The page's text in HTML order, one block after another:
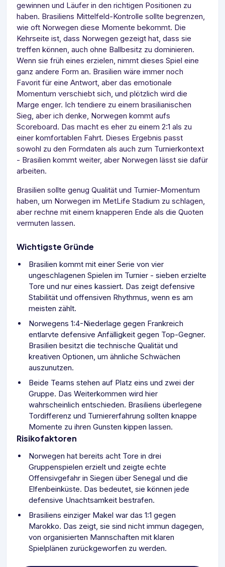
gewinnen und Läufer in den richtigen Positionen zu
haben. Brasiliens Mittelfeld-Kontrolle sollte begrenzen,
wie oft Norwegen diese Momente bekommt. Die
Kehrseite ist, dass Norwegen gezeigt hat, dass sie
treffen können, auch ohne Ballbesitz zu dominieren.
Wenn sie früh eines erzielen, nimmt dieses Spiel eine
ganz andere Form an. Brasilien wäre immer noch
Favorit für eine Antwort, aber das emotionale
Momentum verschiebt sich, und plötzlich wird die
Marge enger. Ich tendiere zu einem brasilianischen
Sieg, aber ich denke, Norwegen kommt aufs
Scoreboard. Das macht es eher zu einem 2:1 als zu
einer komfortablen Fahrt. Dieses Ergebnis passt
sowohl zu den Formdaten als auch zum Turnierkontext
- Brasilien kommt weiter, aber Norwegen lässt sie dafür
arbeiten.
Brasilien sollte genug Qualität und Turnier-Momentum
haben, um Norwegen im MetLife Stadium zu schlagen,
aber rechne mit einem knapperen Ende als die Quoten
vermuten lassen.
Wichtigste Gründe
Brasilien kommt mit einer Serie von vier
ungeschlagenen Spielen im Turnier - sieben erzielte
Tore und nur eines kassiert. Das zeigt defensive
Stabilität und offensiven Rhythmus, wenn es am
meisten zählt.
Norwegens 1:4-Niederlage gegen Frankreich
entlarvte defensive Anfälligkeit gegen Top-Gegner.
Brasilien besitzt die technische Qualität und
kreativen Optionen, um ähnliche Schwächen
auszunutzen.
Beide Teams stehen auf Platz eins und zwei der
Gruppe. Das Weiterkommen wird hier
wahrscheinlich entschieden. Brasiliens überlegene
Tordifferenz und Turniererfahrung sollten knappe
Momente zu ihren Gunsten kippen lassen.
Risikofaktoren
Norwegen hat bereits acht Tore in drei
Gruppenspielen erzielt und zeigte echte
Offensivgefahr in Siegen über Senegal und die
Elfenbeinküste. Das bedeutet, sie können jede
defensive Unachtsamkeit bestrafen.
Brasiliens einziger Makel war das 1:1 gegen
Marokko. Das zeigt, sie sind nicht immun dagegen,
von organisierten Mannschaften mit klaren
Spielplänen zurückgeworfen zu werden.